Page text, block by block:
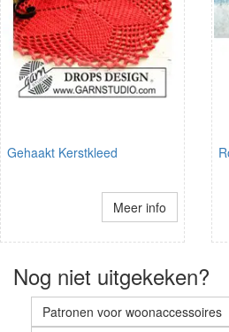
Gehaakt Kerstkleed
Meer info
Nog niet uitgekeken?
Patronen voor woonaccessoires